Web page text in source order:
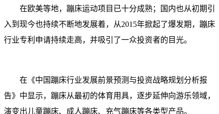
在欧美等地，蹦床运动项目已十分成熟；国内也从初期引
入到现今也持续不断地发展着，从2015年掀起了爆发期，蹦床
行业专利申请持续走高，并吸引了一众投资者的目光。
在《中国蹦床行业发展前景预测与投资战略规划分析报
告》中显示，蹦床从最初的体育用具，逐步延伸向游乐领域，
演变出儿童蹦床、成人蹦床、充气蹦床等各类型产品。